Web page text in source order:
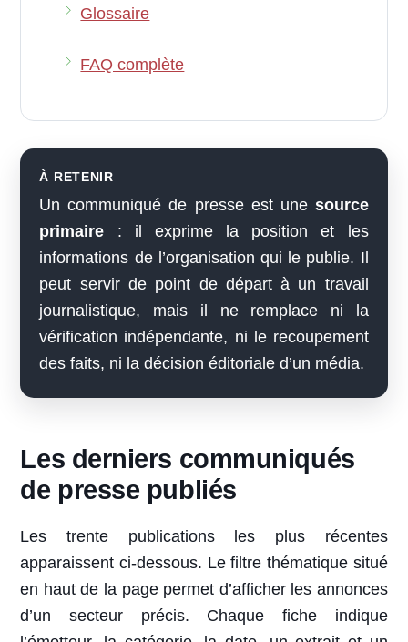
Glossaire
FAQ complète
À RETENIR
Un communiqué de presse est une source
primaire : il exprime la position et les
informations de l’organisation qui le publie. Il
peut servir de point de départ à un travail
journalistique, mais il ne remplace ni la
vérification indépendante, ni le recoupement
des faits, ni la décision éditoriale d’un média.
Les derniers communiqués
de presse publiés
Les trente publications les plus récentes
apparaissent ci-dessous. Le filtre thématique situé
en haut de la page permet d’afficher les annonces
d’un secteur précis. Chaque fiche indique